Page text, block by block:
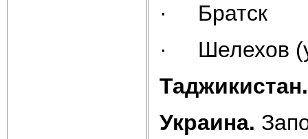
· Братск
· Шелехов (у
Украина.